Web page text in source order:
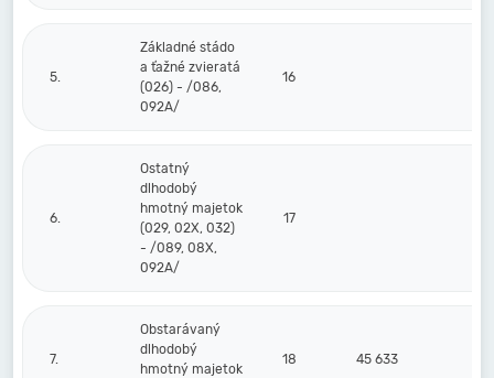
5.
Základné stádo
a ťažné zvieratá
(026) - /086,
092A/
16
6.
Ostatný
dlhodobý
hmotný majetok
(029, 02X, 032)
- /089, 08X,
092A/
17
7.
Obstarávaný
dlhodobý
hmotný majetok
18 45 633